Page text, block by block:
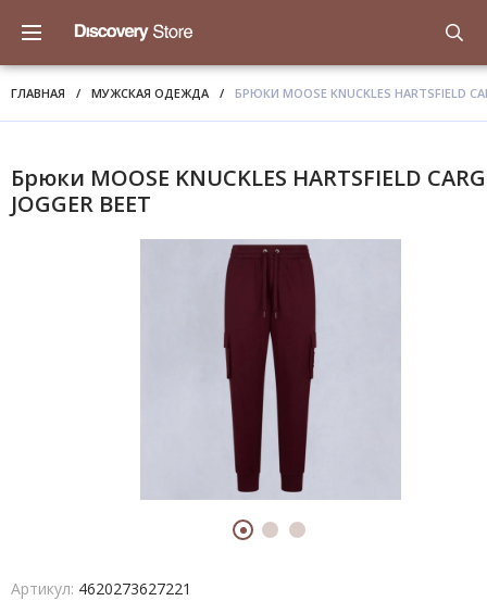
ГЛАВНАЯ / МУЖСКАЯ ОДЕЖДА / БРЮКИ MOOSE KNUCKLES HARTSFIELD
Брюки MOOSE KNUCKLES HARTSFIELD
JOGGER BEET
Артикул: 4620273627221